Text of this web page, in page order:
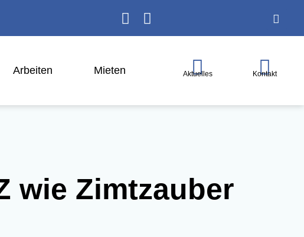
Arbei­ten Mie­ten Aktuelles Kontakt
wie Zimtzauber